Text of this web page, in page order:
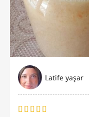
Latife yaşar